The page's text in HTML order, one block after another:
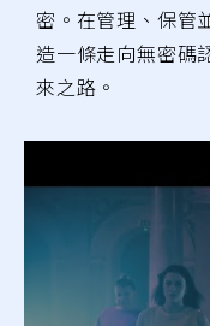
密。在管理、保管
造一條走向無密碼
來之路。